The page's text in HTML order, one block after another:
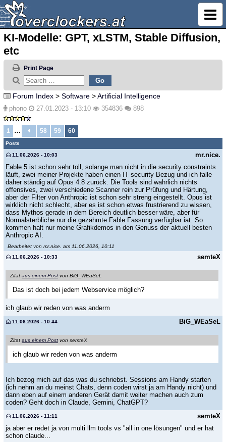
KI-Modelle: GPT, xLSTM, Stable Diffusion,
etc
Print Page
Forum Index > Software >Artificial Intelligence
phono 27.01.2023 - 13:10 354836 898
1 … 58 59 60
Posts
mr.nice.
11.06.2026 - 10:03
Fable 5 ist schon sehr toll, solange man nicht in die security constraints
läuft, zwei meiner Projekte haben einen IT security Bezug und ich falle
daher ständig auf Opus 4.8 zurück. Die Tools sind wahrlich nichts
offensives, zwei verschiedene Scanner rein zur Prüfung und Härtung,
aber der Filter von Anthropic ist schon sehr streng eingestellt. Opus ist
wirklich nicht schlecht, aber es ist schon etwas frustrierend zu wissen,
dass Mythos gerade in dem Bereich deutlich besser wäre, aber für
Normalsterbliche nur die gezähmte Fable Fassung verfügbar iat. So
kommen halt nur meine Grafikdemos in den Genuss der aktuell besten
Anthropic AI.
Bearbeitet von mr.nice. am 11.06.2026, 10:11
semteX
11.06.2026 - 10:33
Zitat aus einem Post von BiG_WEaSeL
Das ist doch bei jedem Webservice möglich?
ich glaub wir reden von was anderm
BiG_WEaSeL
11.06.2026 - 10:44
Zitat aus einem Post von semteX
ich glaub wir reden von was anderm
Ich bezog mich auf das was du schriebst. Sessions am Handy starten
(ich nehm an du meinst Chats, denn coden wirst ja am Handy nicht) und
dann eben auf einem anderen Gerät damit weiter machen auch zum
coden? Geht doch in Claude, Gemini, ChatGPT?
semteX
11.06.2026 - 11:11
ja aber er redet ja von multi llm tools vs "all in one lösungen" und er hat
schon claude...